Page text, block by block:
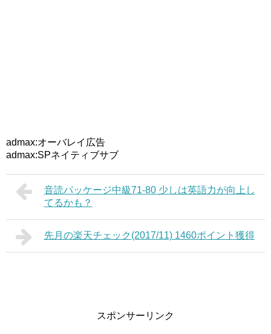
admax:オーバレイ広告
admax:SPネイティブサブ
音読パッケージ中級71-80 少しは英語力が向上し
てるかも？
先月の楽天チェック(2017/11) 1460ポイント獲得
スポンサーリンク